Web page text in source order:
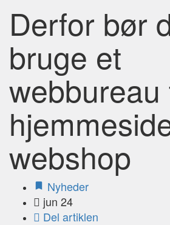
Derfor bør
bruge et
webbureau
webshop
Nyheder
jun 24
Del artiklen